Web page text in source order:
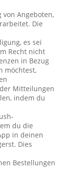
von Angeboten,
Die
es sei
Recht nicht
in Bezug
möchtest,
Mitteilungen
indem du
du die
in deinen
Dies
Bestellungen